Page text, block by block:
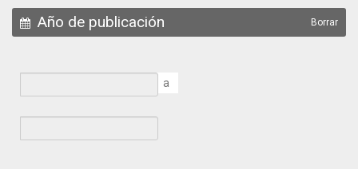
Año de publicación Borrar
a